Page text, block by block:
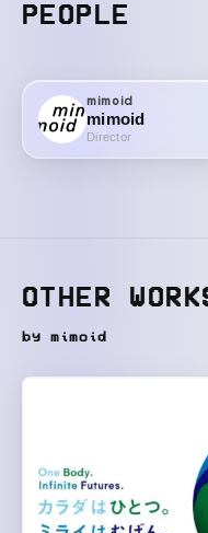
PEOPLE
mimoid
mimoid
Director
OTHER
by mimoid